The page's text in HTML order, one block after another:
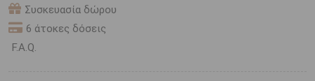
Συσκευασία δώρου
6 άτοκες δόσεις
F.A.Q.